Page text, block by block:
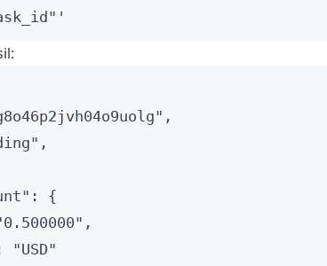
'
" ,
" ,
: {
0.500000" ,
"USD"